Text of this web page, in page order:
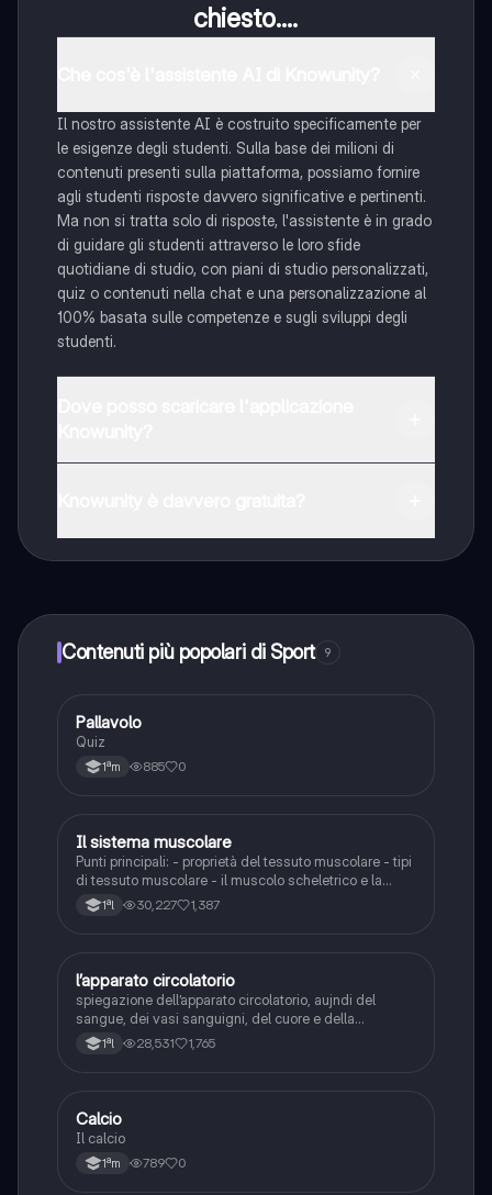
chiesto....
Il nostro assistente AI è costruito specificamente per
le esigenze degli studenti. Sulla base dei milioni di
contenuti presenti sulla piattaforma, possiamo fornire
agli studenti risposte davvero significative e pertinenti.
Ma non si tratta solo di risposte, l'assistente è in grado
di guidare gli studenti attraverso le loro sfide
quotidiane di studio, con piani di studio personalizzati,
quiz o contenuti nella chat e una personalizzazione al
100% basata sulle competenze e sugli sviluppi degli
studenti.
Knowunity Premium, che consente di studiare senza
Contenuti più popolari di Sport 9
P Sport
Pallavolo
Quiz
1ªm 885 0
Scienze
Il sistema muscolare
Punti principali: - proprietà del tessuto muscolare - tipi
di tessuto muscolare - il muscolo scheletrico e la
contrazione - tipi di fibre muscolari
1ªl 30,227 1,387
Scienze
l’apparato circolatorio
spiegazione dell’apparato circolatorio, aujndi del
sangue, dei vasi sanguigni, del cuore e della
circolazione sanguigna
1ªl 28,531 1,765
CSport
Calcio
Il calcio
1ªm 789 0